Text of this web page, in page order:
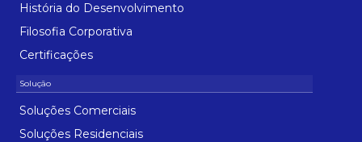
História do Desenvolvimento
Filosofia Corporativa
Certificações
Soluções Comerciais
Soluções Residenciais